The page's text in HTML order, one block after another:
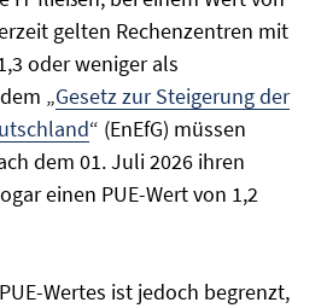
gelten Rechenzentren mit
oder weniger als
„Gesetz zur Steigerung der
“ (EnEfG) müssen
dem 01. Juli 2026 ihren
einen PUE-Wert von 1,2
Wertes ist jedoch begrenzt,